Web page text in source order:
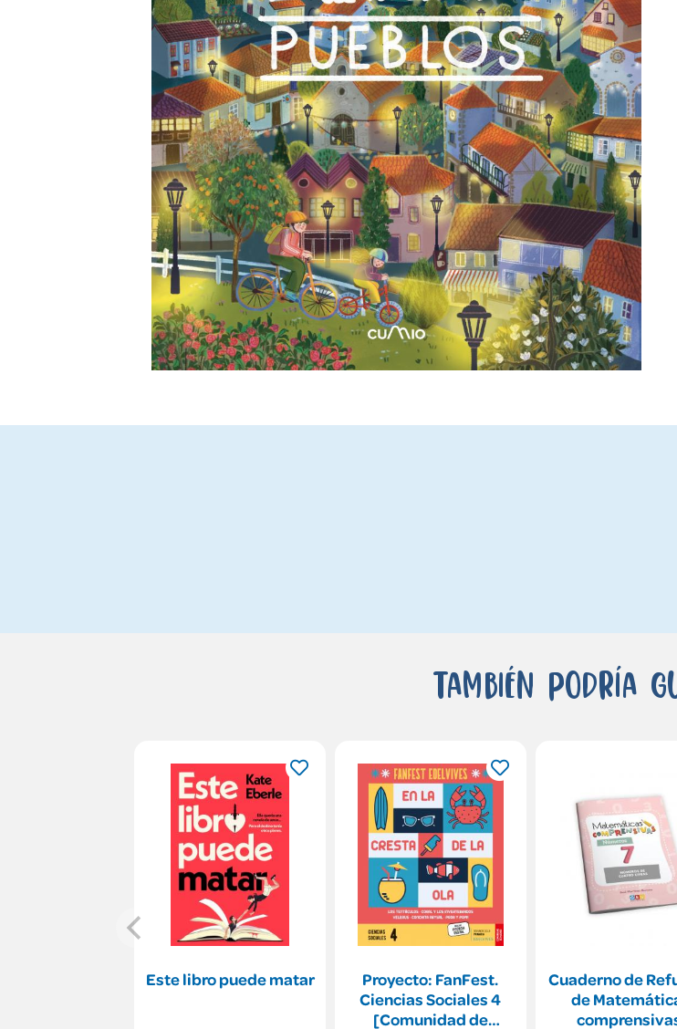
También podría
Este libro puede matar
Proyecto: FanFest.
Ciencias Sociales 4
[Comunidad de
Cuaderno de
de